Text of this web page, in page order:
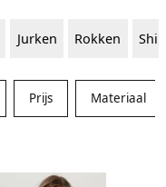
Jurken Rokken
Prijs Materiaal